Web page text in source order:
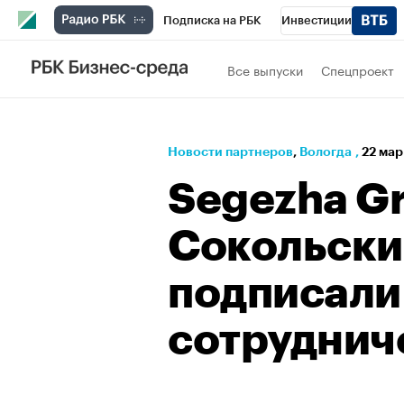
Подписка на РБК Инвестиции
РБК Вино
Проверка контрагентов Политика
Все выпуски Спецпроект
Новости партнеров⁠, Вологда , 22 мар
Segezha